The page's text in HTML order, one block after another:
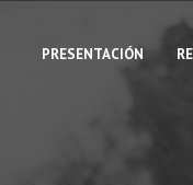
PRESENTACIÓN